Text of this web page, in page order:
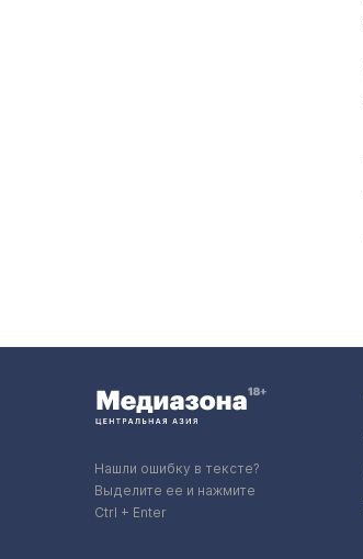
Нашли ошибку в тексте?
Выделите ее и нажмите
Ctrl + Enter